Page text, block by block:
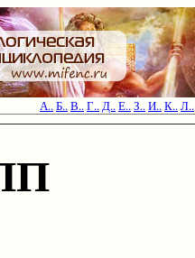
А..Б..В..Г..Д..Е..З..И..К..Л..